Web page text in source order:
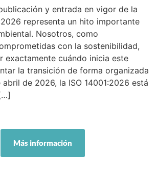
y entrada en vigor de la
representa un hito importante
Nosotros, como
con la sostenibilidad,
exactamente cuándo inicia este
la transición de forma organizada
de 2026, la ISO 14001:2026 está
Más información